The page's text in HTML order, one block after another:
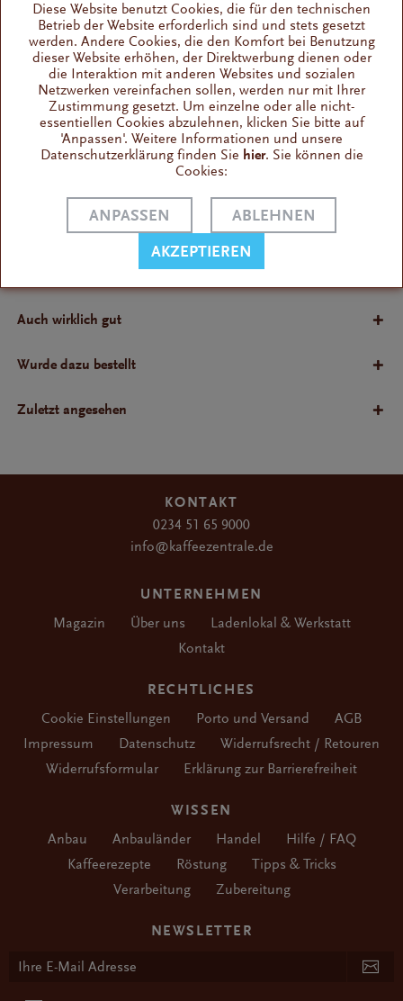
Anschluss an das Wassernetz
für Quick Mill
das manuelle Nachfüllen des...
Auch wirklich gut
Wurde dazu bestellt
Zuletzt angesehen
KONTAKT
0234 51 65 9000
info@kaffeezentrale.de
UNTERNEHMEN
Magazin
Über uns
Ladenlokal & Werkstatt
Kontakt
RECHTLICHES
Cookie Einstellungen
Porto und Versand
AGB
Impressum
Datenschutz
Widerrufsrecht / Retouren
Widerrufsformular
Erklärung zur Barrierefreiheit
WISSEN
Anbau
Anbauländer Handel
Hilfe / FAQ
Kaffeerezepte
Röstung
Tipps & Tricks
Verarbeitung
Zubereitung
NEWSLETTER
Diese Website benutzt Cookies, die für den technischen
Betrieb der Website erforderlich sind und stets gesetzt
werden. Andere Cookies, die den Komfort bei Benutzung
dieser Website erhöhen, der Direktwerbung dienen oder
die Interaktion mit anderen Websites und sozialen
Netzwerken vereinfachen sollen, werden nur mit Ihrer
Zustimmung gesetzt. Um einzelne oder alle nicht-
essentiellen Cookies abzulehnen, klicken Sie bitte auf
'Anpassen'. Weitere Informationen und unsere
Datenschutzerklärung finden Sie hier. Sie können die
Cookies:
ANPASSEN
ABLEHNEN
AKZEPTIEREN